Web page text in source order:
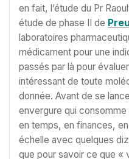
en fait, l’étude du Pr
étude de phase II de
laboratoires
médicament pour une
passés par là pour
intéressant de toute
donnée. Avant de se
envergure qui
en temps, en finances,
échelle avec quelques
que pour savoir ce que «